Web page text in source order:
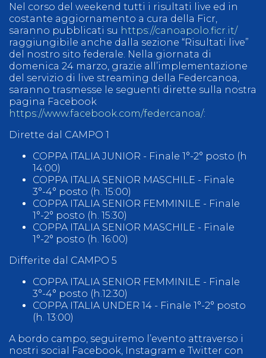
Nel corso del weekend tutti i risultati live ed in
costante aggiornamento a cura della Ficr,
saranno pubblicati su https://canoapolo.ficr.it/
raggiungibile anche dalla sezione “Risultati live”
del nostro sito federale. Nella giornata di
domenica 24 marzo, grazie all’implementazione
del servizio di live streaming della Federcanoa,
saranno trasmesse le seguenti dirette sulla nostra
pagina Facebook
https://www.facebook.com/federcanoa/:
Dirette dal CAMPO 1
COPPA ITALIA JUNIOR - Finale 1°-2° posto (h
14:00)
COPPA ITALIA SENIOR MASCHILE - Finale
3°-4° posto (h. 15:00)
COPPA ITALIA SENIOR FEMMINILE - Finale
1°-2° posto (h. 15:30)
COPPA ITALIA SENIOR MASCHILE - Finale
1°-2° posto (h. 16:00)
Differite dal CAMPO 5
COPPA ITALIA SENIOR FEMMINILE - Finale
3°-4° posto (h.12:30)
COPPA ITALIA UNDER 14 - Finale 1°-2° posto
(h. 13:00)
A bordo campo, seguiremo l’evento attraverso i
nostri social Facebook, Instagram e Twitter con